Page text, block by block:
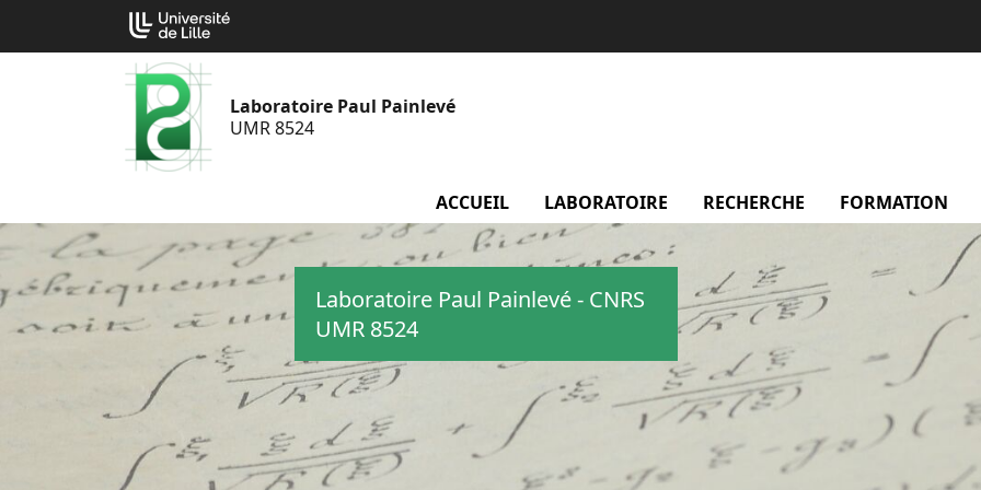
contenu
Laboratoire Paul Painlevé
UMR 8524
ACCUEIL LABORATOIRE menu Laboratoire
RECHERCHE menu Recherche
FORMATION
Laboratoire Paul Painlevé - CNRS
UMR 8524
Cookies management panel